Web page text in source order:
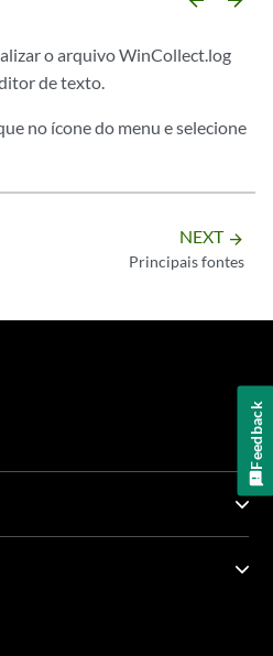
o arquivo WinCollect.log
de texto.
no ícone do menu e selecione
NEXT arrow_forward
Principais fontes
Feedback